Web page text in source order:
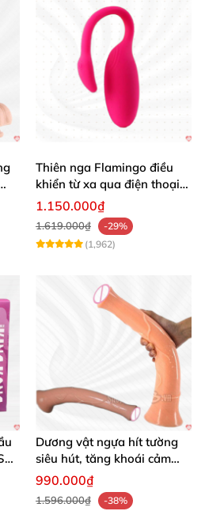
Thiên nga Flamingo điều
khiển từ xa qua điện thoại
cực dễ dàng
1.150.000₫
1.619.000₫
-29%
(1,962)
Dương vật ngựa hít tường
siêu hút, tăng khoái cảm
tận hưởng
990.000₫
1.596.000₫
-38%